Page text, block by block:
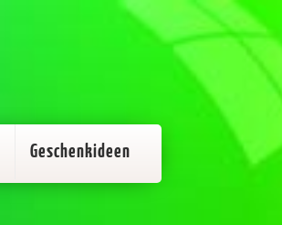
Geschenkideen